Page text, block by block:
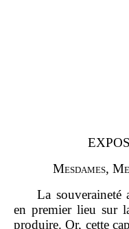
Mesdames, M
La souveraineté
en premier lieu sur
produire. Or, cette